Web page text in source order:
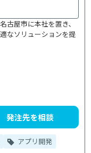
屋市に本社を置き、
なソリューションを提
発注先を相談
アプリ開発